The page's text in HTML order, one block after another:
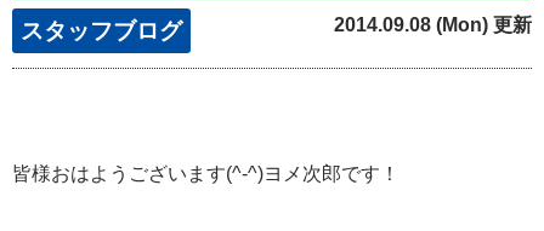
スタッフブログ 2014.09.08 (Mon) 更新
皆様おはようございます(^-^)ヨメ次郎です！